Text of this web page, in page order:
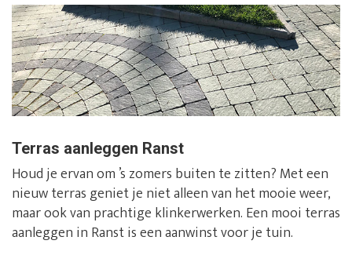
Terras aanleggen Ranst
Houd je ervan om ’s zomers buiten te zitten? Met een
nieuw terras geniet je niet alleen van het mooie weer,
maar ook van prachtige klinkerwerken. Een mooi terras
aanleggen in Ranst is een aanwinst voor je tuin.